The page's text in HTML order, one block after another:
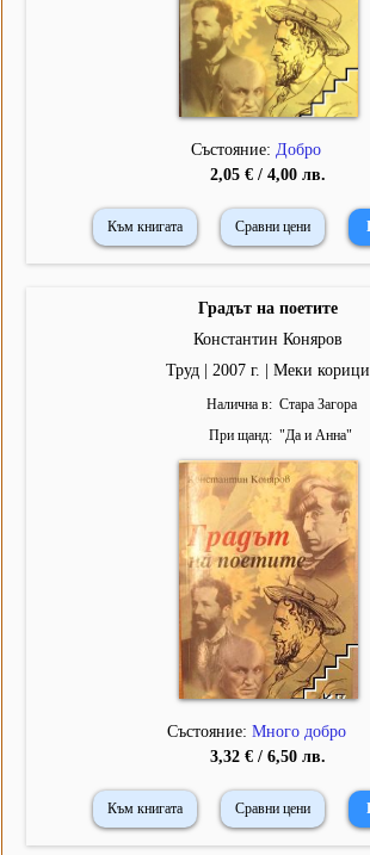
Състояние: Добро
2,05 € / 4,00 лв.
Към книгата Сравни цени
Градът на поетите
Константин Коняров
Труд | 2007 г. | Меки корици
Налична в
Стара Загора
При щанд
"Да и Анна"
Състояние: Много добро
3,32 € / 6,50 лв.
Към книгата Сравни цени